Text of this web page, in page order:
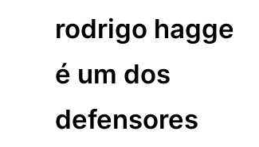
rodrigo hagge
é um dos
defensores